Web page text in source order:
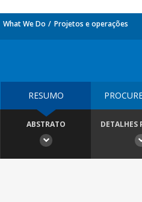
What We Do Projetos e operações
RESUMO
ABSTRATO DETALHES